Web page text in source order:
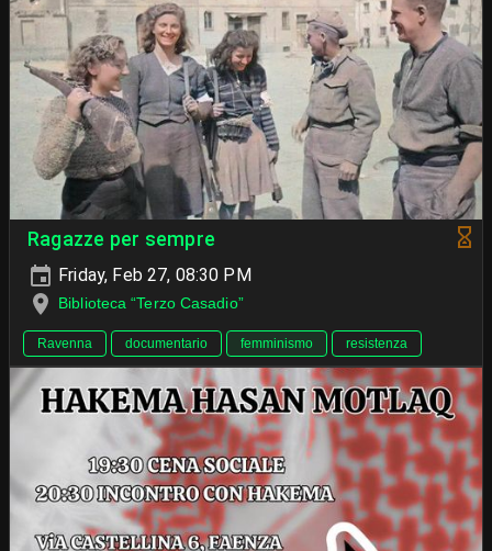
Ragazze per sempre
Friday, Feb 27, 08:30 PM
Biblioteca “Terzo Casadio”
Ravenna documentario femminismo resistenza